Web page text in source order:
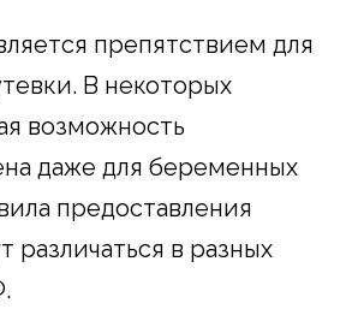
препятствием для
В некоторых
возможность
даже для беременных
предоставления
различаться в разных